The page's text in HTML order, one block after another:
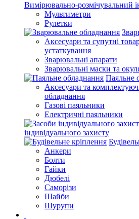
Вимірювально-розмічувальний
Мультиметри
Рулетки
Аксесуари та супутні
устаткування
Зварювальні апарати
Зварювальні маски та
Паяльне
Аксесуари та
обладнання
Газові паяльники
Електричні паяльники
індивідуального захисту
Анкери
Болти
Гайки
Дюбелі
Саморізи
Шайби
Шурупи